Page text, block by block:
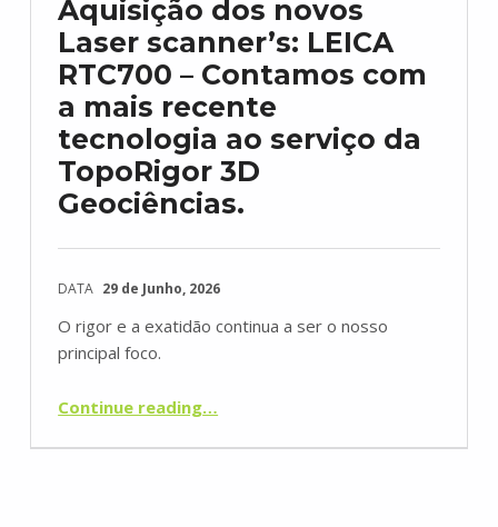
Aquisição dos novos
Laser scanner’s: LEICA
RTC700 – Contamos com
a mais recente
tecnologia ao serviço da
TopoRigor 3D
Geociências.
DATA 29 de Junho, 2026
O rigor e a exatidão continua a ser o nosso
principal foco.
Continue reading“Aquisição dos novos Laser scanner’s: LEICA RTC700 – Contamos com a mais recente tecnologia ao serviço da TopoRigor 3D Geociências.”
…